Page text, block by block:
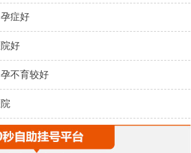
症好
好
不育较好